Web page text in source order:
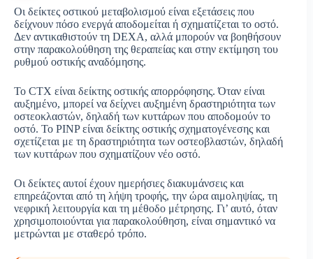
Οι δείκτες οστικού μεταβολισμού είναι εξετάσεις που
δείχνουν πόσο ενεργά αποδομείται ή σχηματίζεται το οστό.
Δεν αντικαθιστούν τη DEXA, αλλά μπορούν να βοηθήσουν
στην παρακολούθηση της θεραπείας και στην εκτίμηση του
ρυθμού οστικής αναδόμησης.
Το CTX είναι δείκτης οστικής απορρόφησης. Όταν είναι
αυξημένο, μπορεί να δείχνει αυξημένη δραστηριότητα των
οστεοκλαστών, δηλαδή των κυττάρων που αποδομούν το
οστό. Το PINP είναι δείκτης οστικής σχηματογένεσης και
σχετίζεται με τη δραστηριότητα των οστεοβλαστών, δηλαδή
των κυττάρων που σχηματίζουν νέο οστό.
Οι δείκτες αυτοί έχουν ημερήσιες διακυμάνσεις και
επηρεάζονται από τη λήψη τροφής, την ώρα αιμοληψίας, τη
νεφρική λειτουργία και τη μέθοδο μέτρησης. Γι’ αυτό, όταν
χρησιμοποιούνται για παρακολούθηση, είναι σημαντικό να
μετρώνται με σταθερό τρόπο.